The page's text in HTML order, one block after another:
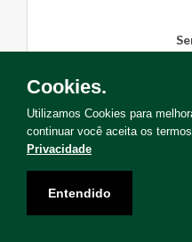
Cookies.
Utilizamos Cookies para
continuar você aceita os
Privacidade
Entendido